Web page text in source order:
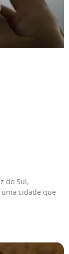
do Sul,
cidade que